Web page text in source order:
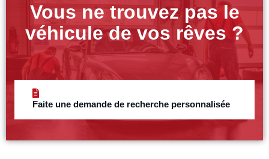
Vous ne trouvez pas le
véhicule de vos rêves ?
Faite une demande de recherche personnalisée